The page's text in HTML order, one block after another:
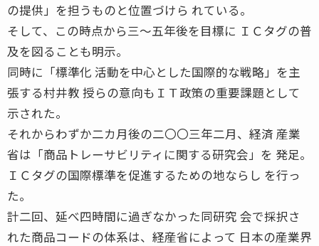
の提供」を担うものと位置づけら れている。
そして、この時点から三〜五年後を目標に ＩＣタグの普
及を図ることも明示。
同時に「標準化 活動を中心とした国際的な戦略」を主
張する村井教 授らの意向もＩＴ政策の重要課題として
示された。
それからわずか二カ月後の二〇〇三年二月、経済 産業
省は「商品トレーサビリティに関する研究会」を 発足。
ＩＣタグの国際標準を促進するための地ならし を行っ
た。
計二回、延べ四時間に過ぎなかった同研究 会で採択さ
れた商品コードの体系は、経産省によって 日本の産業界